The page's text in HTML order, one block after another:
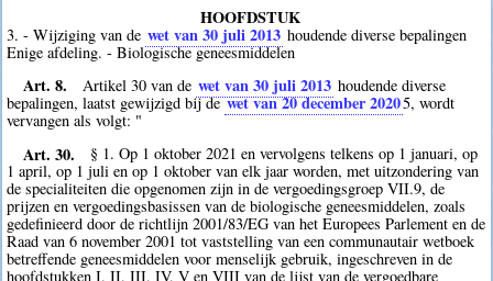
HOOFDSTUK
3. - Wijziging van de wet van 30 juli 2013 houdende diverse bepalingen
Enige afdeling. - Biologische geneesmiddelen
Art. 8. Artikel 30 van de wet van 30 juli 2013 houdende diverse
bepalingen, laatst gewijzigd bij dewet van 20 december 20205, wordt
vervangen als volgt: "
Art. 30.
§ 1. Op 1 oktober 2021 en vervolgens telkens op 1 januari, op
1 april, op 1 juli en op 1 oktober van elk jaar worden, met uitzondering van
de specialiteiten die opgenomen zijn in de vergoedingsgroep VII.9, de
prijzen en vergoedingsbasissen van de biologische geneesmiddelen, zoals
gedefinieerd door de richtlijn 2001/83/EG van het Europees Parlement en de
Raad van 6 november 2001 tot vaststelling van een communautair wetboek
betreffende geneesmiddelen voor menselijk gebruik, ingeschreven in de
hoofdstukken I, II, III, IV, V en VIII van de lijst van de vergoedbare